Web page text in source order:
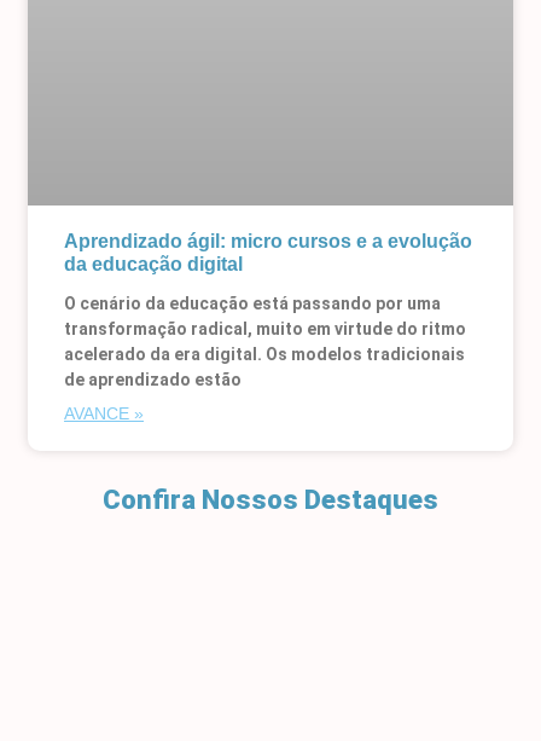
Aprendizado ágil: micro cursos e a evolução
da educação digital
O cenário da educação está passando por uma
transformação radical, muito em virtude do ritmo
acelerado da era digital. Os modelos tradicionais
de aprendizado estão
AVANCE »
Confira Nossos Destaques